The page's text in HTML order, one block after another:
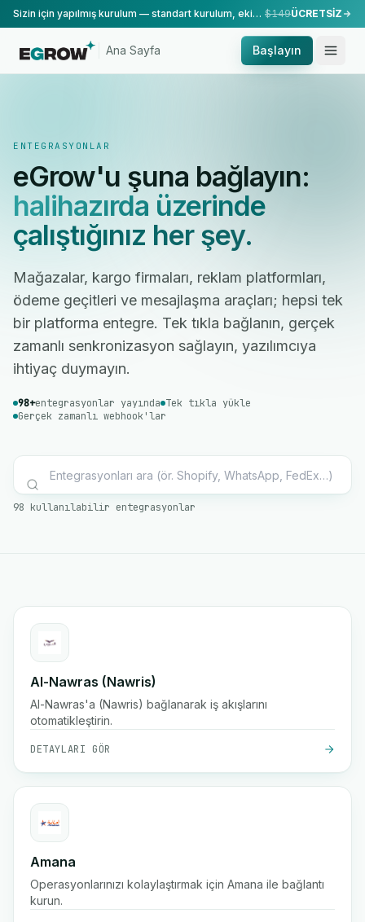
Sizin için yapılmış kurulum — standart kurulum, ekibimiz tarafından yapılır. $149ÜCRETSİZ
Ana Sayfa Başlayın
ENTEGRASYONLAR
eGrow'u şuna bağlayın:
halihazırda üzerinde
çalıştığınız her şey.
Mağazalar, kargo firmaları, reklam platformları,
ödeme geçitleri ve mesajlaşma araçları; hepsi tek
bir platforma entegre. Tek tıkla bağlanın, gerçek
zamanlı senkronizasyon sağlayın, yazılımcıya
ihtiyaç duymayın.
98+entegrasyonlar yayında Tek tıkla yükle
Gerçek zamanlı webhook'lar
98 kullanılabilir entegrasyonlar
Al-Nawras (Nawris)
Al-Nawras'a (Nawris) bağlanarak iş akışlarını
otomatikleştirin.
DETAYLARI GÖR
Amana
Operasyonlarınızı kolaylaştırmak için Amana ile bağlantı
kurun.